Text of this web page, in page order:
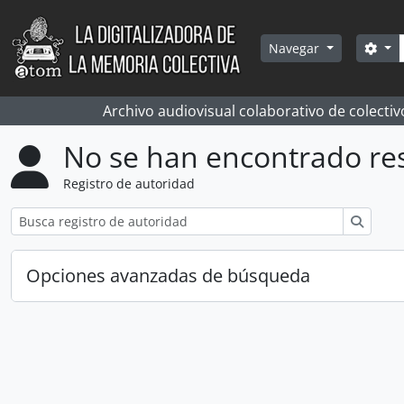
Skip to main content
Navegar
Archivo audiovisual colaborativo de
No se han encontrado
Registro de autoridad
Opciones avanzadas de búsqueda